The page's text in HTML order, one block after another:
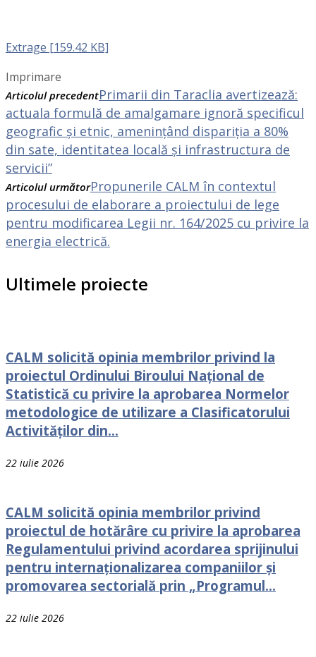
Extrage [159.42 KB]
Imprimare
Articolul precedentPrimarii din Taraclia avertizează:
actuala formulă de amalgamare ignoră specificul
geografic și etnic, amenințând dispariția a 80%
din sate, identitatea locală și infrastructura de
servicii”
Articolul următorPropunerile CALM în contextul
procesului de elaborare a proiectului de lege
pentru modificarea Legii nr. 164/2025 cu privire la
energia electrică.
Ultimele proiecte
CALM solicită opinia membrilor privind la
proiectul Ordinului Biroului Național de
Statistică cu privire la aprobarea Normelor
metodologice de utilizare a Clasificatorului
Activităților din...
22 iulie 2026
CALM solicită opinia membrilor privind
proiectul de hotărâre cu privire la aprobarea
Regulamentului privind acordarea sprijinului
pentru internaționalizarea companiilor și
promovarea sectorială prin „Programul...
22 iulie 2026